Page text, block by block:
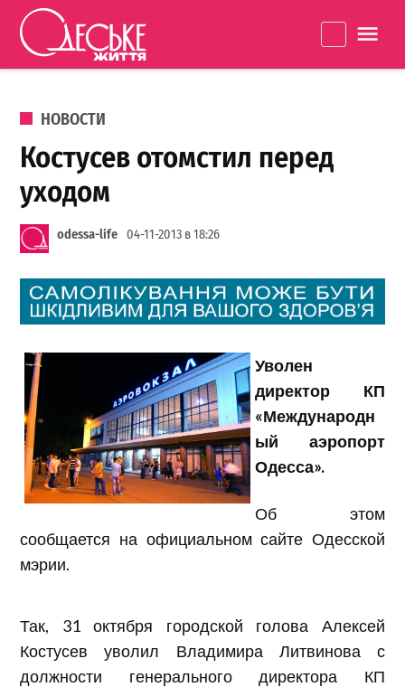
Перейти к содержанию
життя
ОПУБЛИКОВАНО В
НОВОСТИ
Костусев отомстил перед
уходом
odessa-life 04-11-2013 в 18:26
Уволен
директор КП
«Международн
ый аэропорт
Одесса».
Об этом
сообщается на официальном сайте Одесской
мэрии.
Так, 31 октября городской голова Алексей
Костусев уволил Владимира Литвинова с
должности генерального директора КП